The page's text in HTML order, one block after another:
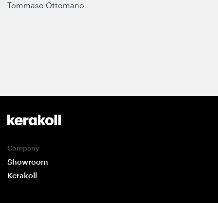
Tommaso Ottomano
Company
Showroom
Kerakoll